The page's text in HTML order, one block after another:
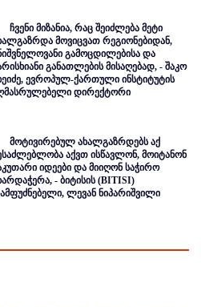
ჩვენი მიზანია, რაც შეიძლება მეტი
მოვიცვათ რეგიონებიდან,
გამოცდილებისა და
განათლების მისაღებად, - შაკო
ევროპულ-ქართული ინსტიტუტის
დირექტორი
მოტივირებულ ახალგაზრდებს აქ
აქვთ ისწავლონ, მოიტანონ
იდეები და მიიღონ საჭირო
- ბიტისის (BITISI)
ლევან ნიპარიშვილი